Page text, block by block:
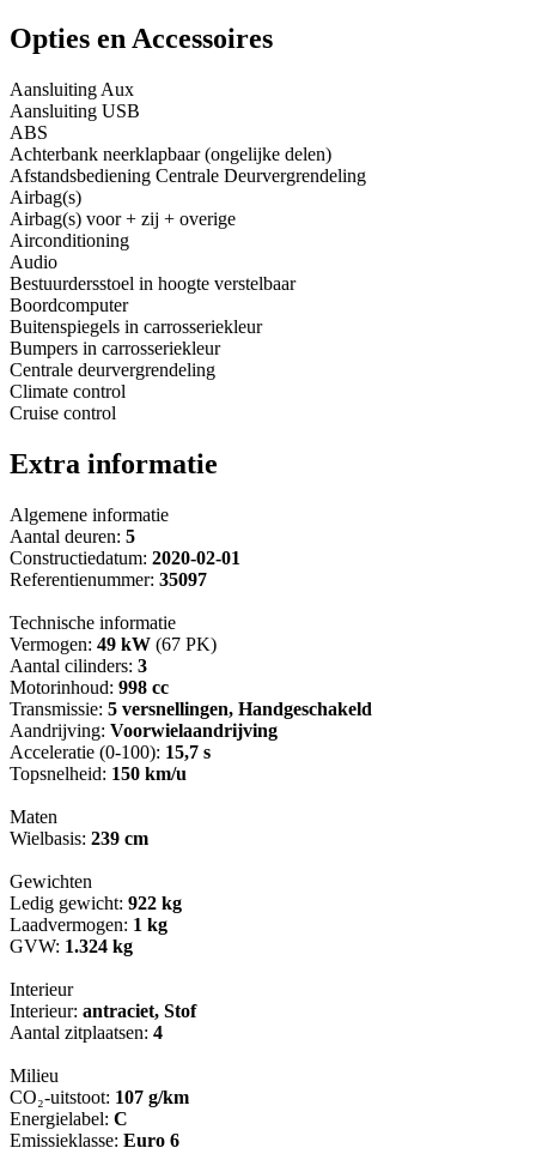
Opties en Accessoires
Aansluiting Aux
Aansluiting USB
ABS
Achterbank neerklapbaar (ongelijke delen)
Afstandsbediening Centrale Deurvergrendeling
Airbag(s)
Airbag(s) voor + zij + overige
Airconditioning
Audio
Bestuurdersstoel in hoogte verstelbaar
Boordcomputer
Buitenspiegels in carrosseriekleur
Bumpers in carrosseriekleur
Centrale deurvergrendeling
Climate control
Cruise control
Extra informatie
Algemene informatie
Aantal deuren: 5
Constructiedatum: 2020-02-01
Referentienummer: 35097
Technische informatie
Vermogen: 49 kW (67 PK)
Aantal cilinders: 3
Motorinhoud: 998 cc
Transmissie: 5 versnellingen, Handgeschakeld
Aandrijving: Voorwielaandrijving
Acceleratie (0-100): 15,7 s
Topsnelheid: 150 km/u
Maten
Wielbasis: 239 cm
Gewichten
Ledig gewicht: 922 kg
Laadvermogen: 1 kg
GVW: 1.324 kg
Interieur
Interieur: antraciet, Stof
Aantal zitplaatsen: 4
Milieu
CO₂-uitstoot: 107 g/km
Energielabel: C
Emissieklasse: Euro 6